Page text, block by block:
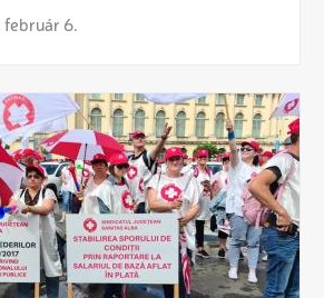
február 6.